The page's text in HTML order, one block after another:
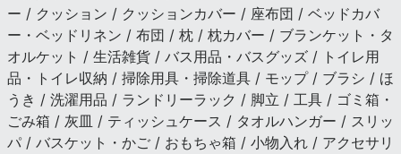
ー / クッション / クッションカバー / 座布団 / ベッドカバ
ー・ベッドリネン / 布団 / 枕 / 枕カバー / ブランケット・タ
オルケット / 生活雑貨 / バス用品・バスグッズ / トイレ用
品・トイレ収納 / 掃除用具・掃除道具 / モップ / ブラシ / ほ
うき / 洗濯用品 / ランドリーラック / 脚立 / 工具 / ゴミ箱・
ごみ箱 / 灰皿 / ティッシュケース / タオルハンガー / スリッ
パ / バスケット・かご / おもちゃ箱 / 小物入れ / アクセサリ